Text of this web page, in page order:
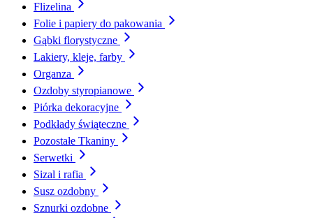
Flizelina
Folie i papiery do pakowania
Gąbki florystyczne
Lakiery, kleje, farby
Organza
Ozdoby styropianowe
Piórka dekoracyjne
Podkłady świąteczne
Pozostałe Tkaniny
Serwetki
Sizal i rafia
Susz ozdobny
Sznurki ozdobne